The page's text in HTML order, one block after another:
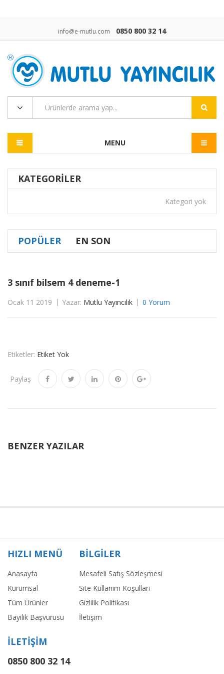
info@e-mutlu.com 0850 800 32 14
MENU
KATEGORILER
Kategori yok
POPÜLER EN SON
3 sınıf bilsem 4 deneme-1
Ocak 11 2019 Yazar: Mutlu Yayıncılık 0 Yorum
Etiketler: Etiket Yok
Paylaş
BENZER YAZILAR
HIZLI MENÜ
Anasayfa
Kurumsal
Tüm Ürünler
Bayilik Başvurusu
BİLGİLER
Mesafeli Satış Sözleşmesi
Site Kullanım Koşulları
Gizlilik Politikası
İletişim
İLETİŞİM
0850 800 32 14